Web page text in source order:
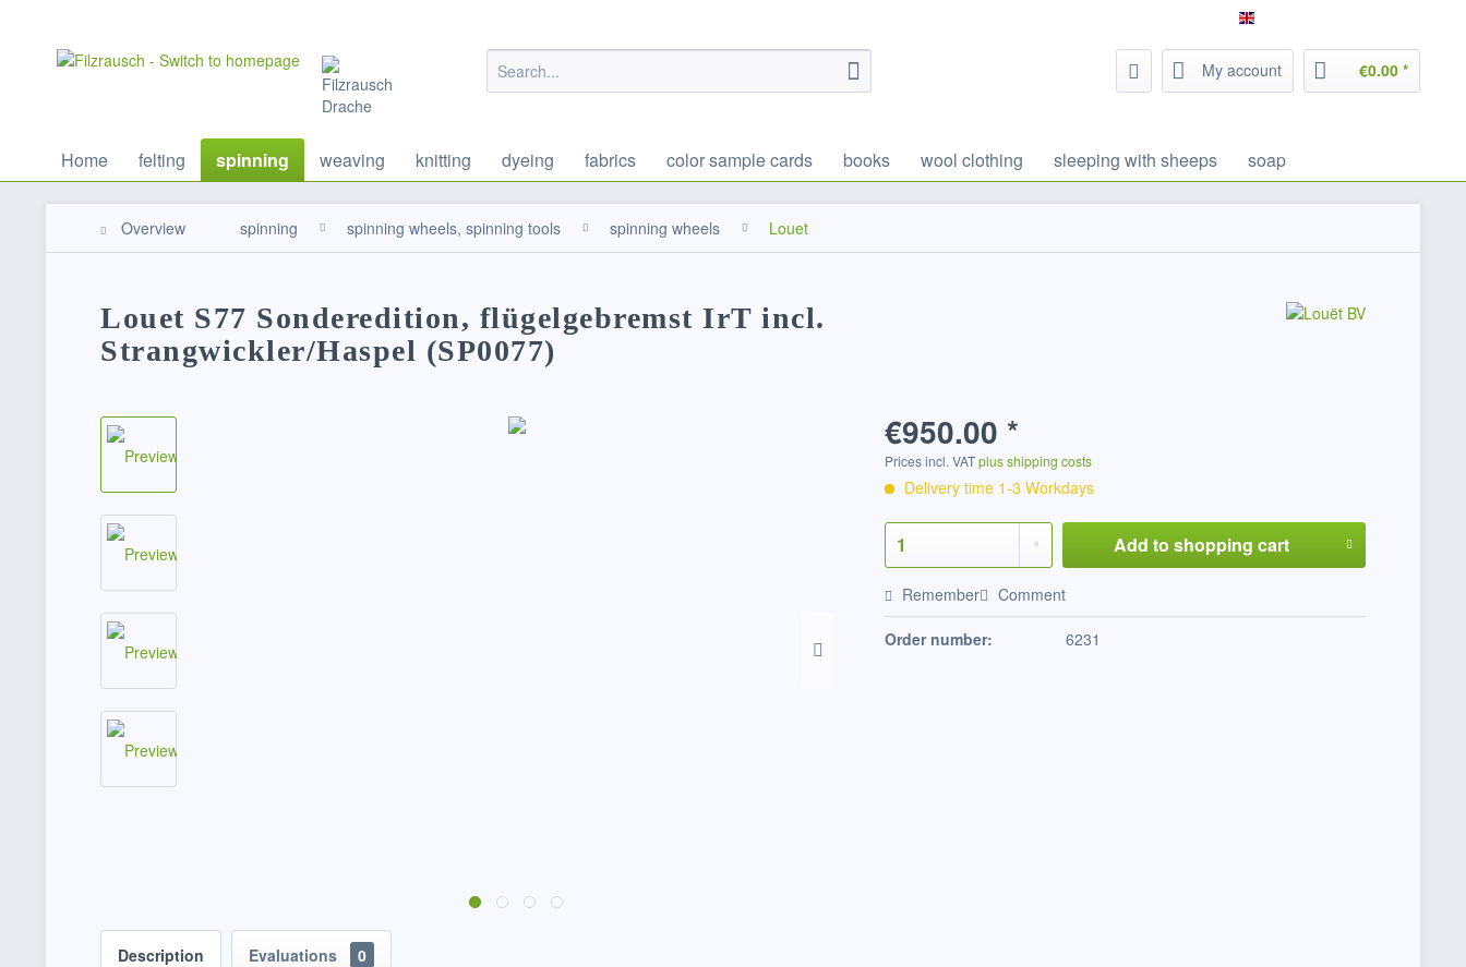
My account €0.00 *
Home felting spinning weaving knitting dyeing fabrics color sample cards books wool clothing sleeping with sheeps soap
Overview spinning spinning wheels, spinning tools spinning wheels Louet
Louet S77 Sonderedition, flügelgebremst IrT incl.
Strangwickler/Haspel (SP0077)
€950.00 *
Prices incl. VATplus shipping costs
Delivery time 1-3 Workdays
Add to shopping cart
Remember Comment
Order number: 6231
Description Evaluations 0